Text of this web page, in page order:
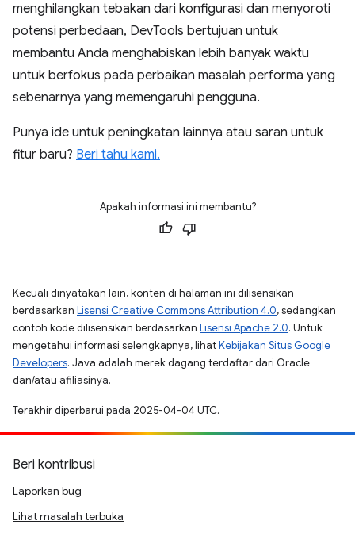
menghilangkan tebakan dari konfigurasi dan menyoroti
potensi perbedaan, DevTools bertujuan untuk
membantu Anda menghabiskan lebih banyak waktu
untuk berfokus pada perbaikan masalah performa yang
sebenarnya yang memengaruhi pengguna.
Punya ide untuk peningkatan lainnya atau saran untuk
fitur baru? Beri tahu kami.
Apakah informasi ini membantu?
Kecuali dinyatakan lain, konten di halaman ini dilisensikan
berdasarkan Lisensi Creative Commons Attribution 4.0, sedangkan
contoh kode dilisensikan berdasarkan Lisensi Apache 2.0. Untuk
mengetahui informasi selengkapnya, lihatKebijakan Situs Google
Developers. Java adalah merek dagang terdaftar dari Oracle
dan/atau afiliasinya.
Terakhir diperbarui pada 2025-04-04 UTC.
Beri kontribusi
Laporkan bug
Lihat masalah terbuka